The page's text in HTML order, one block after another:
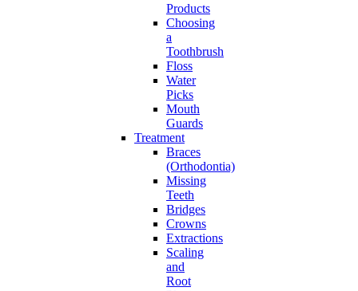
Products
Choosing
a
Toothbrush
Floss
Water
Picks
Mouth
Guards
Treatment
Braces
(Orthodontia)
Missing
Teeth
Bridges
Crowns
Extractions
Scaling
and
Root